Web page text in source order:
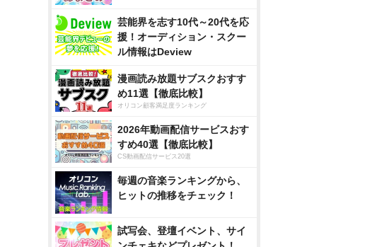
芸能界を志す10代～20代を応
援！オーディション・スクー
ル情報はDeview
漫画読み放題サブスクおすす
め11選【徹底比較】
オリコン顧客満足度ランキング
2026年動画配信サービスおす
すめ40選【徹底比較】
CS動画配信サービス20選
毎週の音楽ランキングから、
ヒットの推移をチェック！
試写会、登壇イベント、サイ